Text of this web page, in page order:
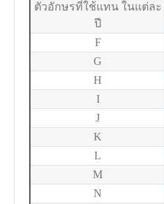
ตัวอักษรที่ใช้แทน ในแต่ละ
ปี
F
G
H
I
J
K
L
M
N